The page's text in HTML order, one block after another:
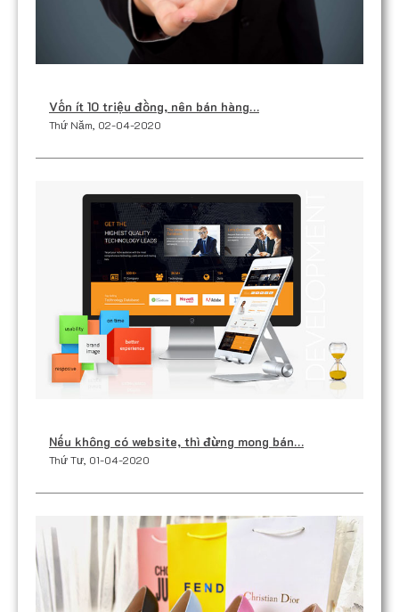
Vốn ít 10 triệu đồng, nên bán hàng…
Thứ Năm, 02-04-2020
Nếu không có website, thì đừng mong bán…
Thứ Tư, 01-04-2020